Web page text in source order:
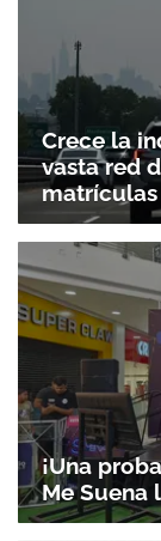
Crece la
vasta red
matrículas
¡Una
Me Suena